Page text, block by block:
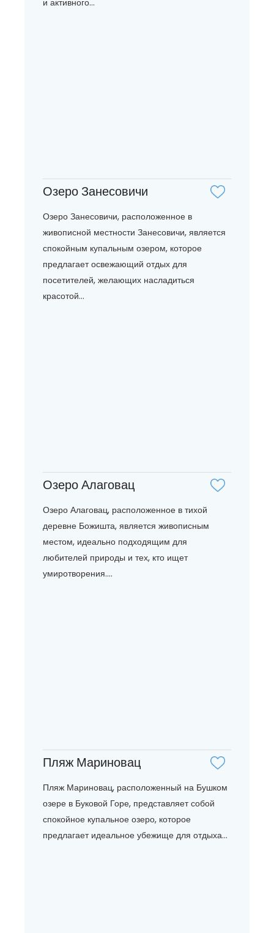
Озеро Занесовичи
Озеро Занесовичи, расположенное в
живописной местности Занесовичи, является
спокойным купальным озером, которое
предлагает освежающий отдых для
посетителей, желающих насладиться
красотой...
Озеро Алаговац
Озеро Алаговац, расположенное в тихой
деревне Божишта, является живописным
местом, идеально подходящим для
любителей природы и тех, кто ищет
умиротворения....
Пляж Мариновац
Пляж Мариновац, расположенный на Бушком
озере в Буковой Горе, представляет собой
спокойное купальное озеро, которое
предлагает идеальное убежище для отдыха...